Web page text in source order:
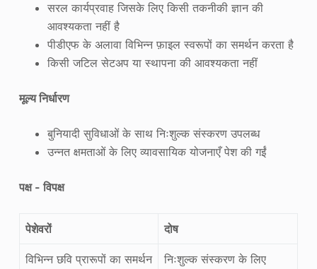
सरल कार्यप्रवाह जिसके लिए किसी तकनीकी ज्ञान की
आवश्यकता नहीं है
पीडीएफ के अलावा विभिन्न फ़ाइल स्वरूपों का समर्थन करता है
किसी जटिल सेटअप या स्थापना की आवश्यकता नहीं
मूल्य निर्धारण
बुनियादी सुविधाओं के साथ निःशुल्क संस्करण उपलब्ध
उन्नत क्षमताओं के लिए व्यावसायिक योजनाएँ पेश की गईं
पक्ष - विपक्ष
पेशेवरों दोष
विभिन्न छवि प्रारूपों का समर्थन
निःशुल्क संस्करण के लिए